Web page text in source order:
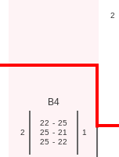
2
B4
2
22 - 25
25 - 21
25 - 22
1